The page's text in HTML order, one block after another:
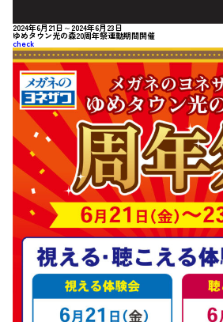
2024年6月21日～2024年6月23日
ゆめタウン光の森20周年祭連動期間開催
check